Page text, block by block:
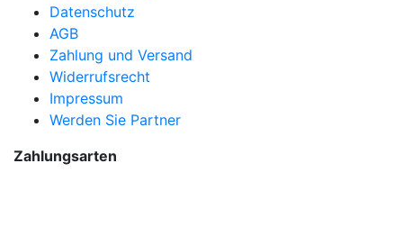
Datenschutz
AGB
Zahlung und Versand
Widerrufsrecht
Impressum
Werden Sie Partner
Zahlungsarten